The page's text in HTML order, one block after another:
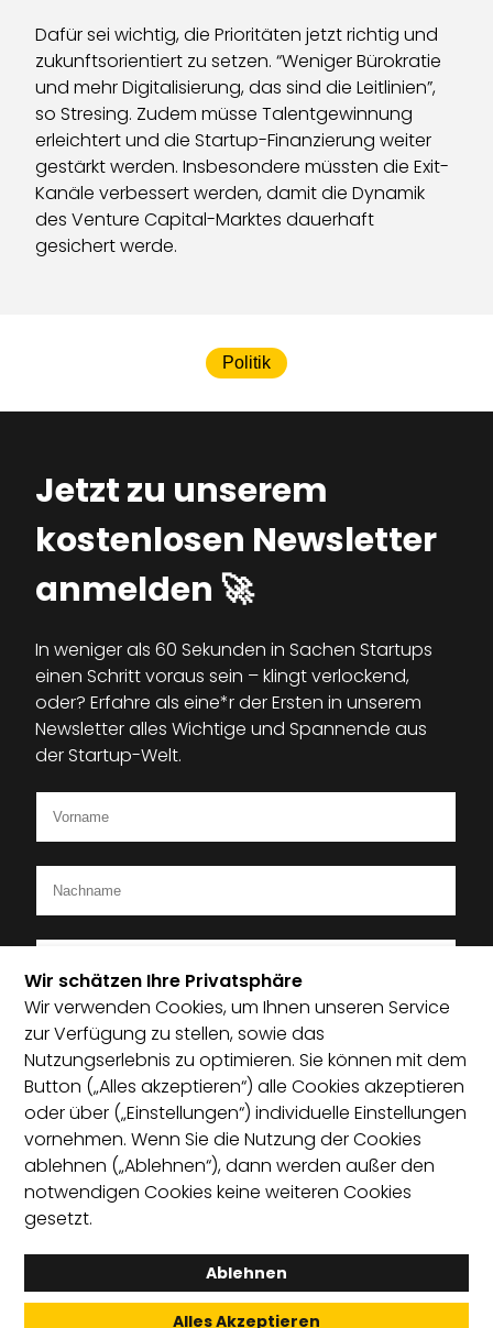
Dafür sei wichtig, die Prioritäten jetzt richtig und
zukunftsorientiert zu setzen. “Weniger Bürokratie
und mehr Digitalisierung, das sind die Leitlinien”,
so Stresing. Zudem müsse Talentgewinnung
erleichtert und die Startup-Finanzierung weiter
gestärkt werden. Insbesondere müssten die Exit-
Kanäle verbessert werden, damit die Dynamik
des Venture Capital-Marktes dauerhaft
gesichert werde.
Politik
Jetzt zu unserem
kostenlosen Newsletter
anmelden 🚀
In weniger als 60 Sekunden in Sachen Startups
einen Schritt voraus sein – klingt verlockend,
oder? Erfahre als eine*r der Ersten in unserem
Newsletter alles Wichtige und Spannende aus
der Startup-Welt.
Ich bin Mitglied im Startup-Verband
Ich habe die Datenschutzerklärung zur Kenntnis
genommen und bin damit einverstanden, dass die von
mir angegebenen Daten elektronisch erhoben und
gespeichert werden. Mit dem Absenden erkläre ich mich
mit der Verarbeitung einverstanden.
Wir schätzen Ihre Privatsphäre
Wir verwenden Cookies, um Ihnen unseren Service
zur Verfügung zu stellen, sowie das
Nutzungserlebnis zu optimieren. Sie können mit dem
Button („Alles akzeptieren“) alle Cookies akzeptieren
oder über („Einstellungen“) individuelle Einstellungen
vornehmen. Wenn Sie die Nutzung der Cookies
ablehnen („Ablehnen“), dann werden außer den
notwendigen Cookies keine weiteren Cookies
gesetzt.
Ablehnen
Alles Akzeptieren